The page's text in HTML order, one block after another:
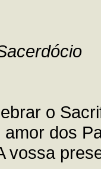
o
dos
vossa